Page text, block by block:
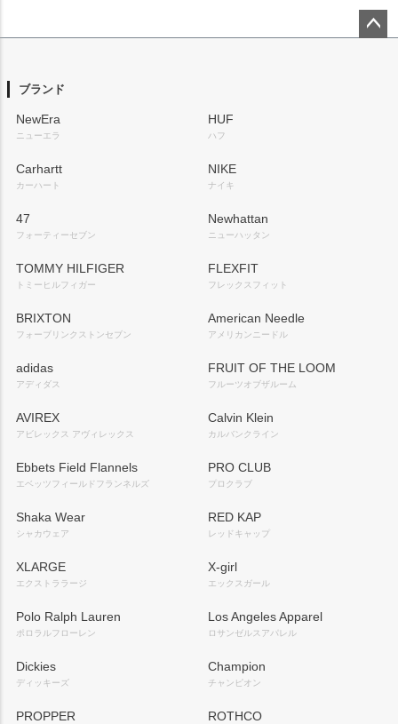
ブランド
NewEra
ニューエラ
HUF
ハフ
Carhartt
カーハート
NIKE
ナイキ
47
フォーティーセブン
Newhattan
ニューハッタン
TOMMY HILFIGER
トミーヒルフィガー
FLEXFIT
フレックスフィット
BRIXTON
フォーブリンクストンセブン
American Needle
アメリカンニードル
adidas
アディダス
FRUIT OF THE LOOM
フルーツオブザルーム
AVIREX
アビレックス アヴィレックス
Calvin Klein
カルバンクライン
Ebbets Field Flannels
エベッツフィールドフランネルズ
PRO CLUB
プロクラブ
Shaka Wear
シャカウェア
RED KAP
レッドキャップ
XLARGE
エクストララージ
X-girl
エックスガール
Polo Ralph Lauren
ポロラルフローレン
Los Angeles Apparel
ロサンゼルスアパレル
Dickies
ディッキーズ
Champion
チャンピオン
PROPPER ROTHCO